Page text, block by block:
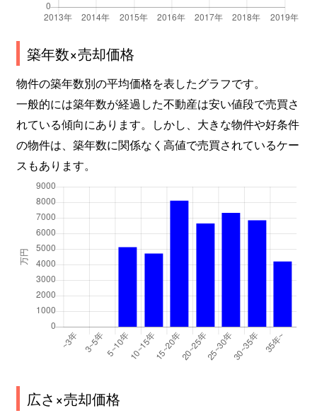
東古松 2,900万円 大元
徒歩5分
東古松
950万円
東古松
3,000万円 大元
徒歩5分
東古松
1,700万円 大元
徒歩8分
東古松
2,500万円 大元
徒歩11分
東古松
1,600万円 大元
徒歩13分
東古松
2,000万円 大元
徒歩13分
東古松
1,600万円 大元
徒歩4分
東古松南町
350万円 大元
徒歩10分
平野
3,300万円 岡山
徒歩6分
奉還町
3,300万円
築年数×売却価格
物件の築年数別の平均価格を表したグラフです。
一般的には築年数が経過した不動産は安い値段で売買さ
れている傾向にあります。しかし、大きな物件や好条件
の物件は、築年数に関係なく高値で売買されているケー
スもあります。
広さ×売却価格